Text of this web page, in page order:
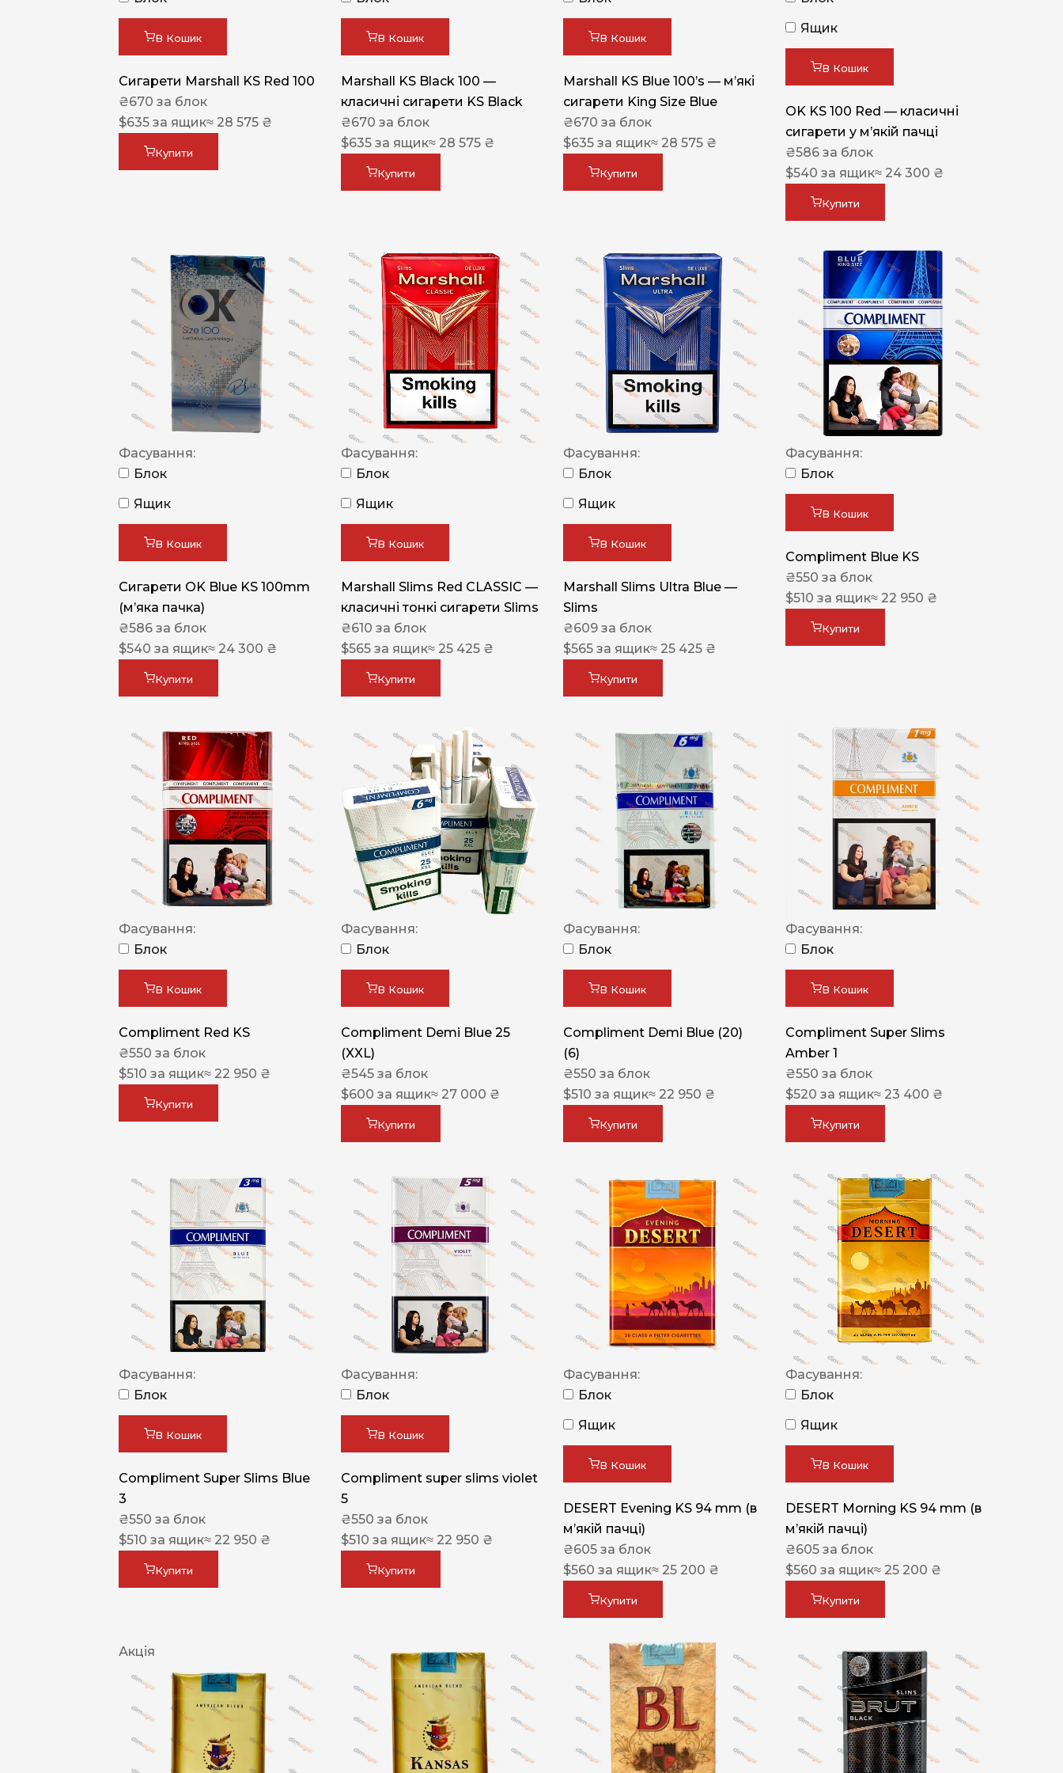
Nistru
Focus
De Santis
MONUS
NERO
NERO
Гуцульскі
Italian Blend 821
MAN
Arizona
В Кошик
Сигарети Marshall KS Red 100
₴670 за блок
$635 за ящик≈ 28 575 ₴
Купити
В Кошик
Marshall KS Black 100 —
класичні сигарети KS Black
₴670 за блок
$635 за ящик≈ 28 575 ₴
Купити
В Кошик
Marshall KS Blue 100’s — м’які
сигарети King Size Blue
₴670 за блок
$635 за ящик≈ 28 575 ₴
Купити
Ящик
В Кошик
OK KS 100 Red — класичні
сигарети у м’якій пачці
₴586 за блок
$540 за ящик≈ 24 300 ₴
Купити
Фасування:
Блок
Ящик
В Кошик
Сигарети OK Blue KS 100mm
(м’яка пачка)
₴586 за блок
$540 за ящик≈ 24 300 ₴
Купити
Фасування:
Блок
Ящик
В Кошик
Marshall Slims Red CLASSIC —
класичні тонкі сигарети Slims
₴610 за блок
$565 за ящик≈ 25 425 ₴
Купити
Фасування:
Блок
Ящик
В Кошик
Marshall Slims Ultra Blue —
Slims
₴609 за блок
$565 за ящик≈ 25 425 ₴
Купити
Фасування:
Блок
В Кошик
Compliment Blue KS
₴550 за блок
$510 за ящик≈ 22 950 ₴
Купити
Фасування:
Блок
В Кошик
Compliment Red KS
₴550 за блок
$510 за ящик≈ 22 950 ₴
Купити
Фасування:
Блок
В Кошик
Compliment Demi Blue 25
(XXL)
₴545 за блок
$600 за ящик≈ 27 000 ₴
Купити
Фасування:
Блок
В Кошик
Compliment Demi Blue (20)
(6)
₴550 за блок
$510 за ящик≈ 22 950 ₴
Купити
Фасування:
Блок
В Кошик
Compliment Super Slims
Amber 1
₴550 за блок
$520 за ящик≈ 23 400 ₴
Купити
Фасування:
Блок
В Кошик
Compliment Super Slims Blue
3
₴550 за блок
$510 за ящик≈ 22 950 ₴
Купити
Фасування:
Блок
В Кошик
Compliment super slims violet
5
₴550 за блок
$510 за ящик≈ 22 950 ₴
Купити
Фасування:
Блок
Ящик
В Кошик
DESERT Evening KS 94 mm (в
мʼякій пачці)
₴605 за блок
$560 за ящик≈ 25 200 ₴
Купити
Фасування:
Блок
Ящик
В Кошик
DESERT Morning KS 94 mm (в
мʼякій пачці)
₴605 за блок
$560 за ящик≈ 25 200 ₴
Купити
Акція